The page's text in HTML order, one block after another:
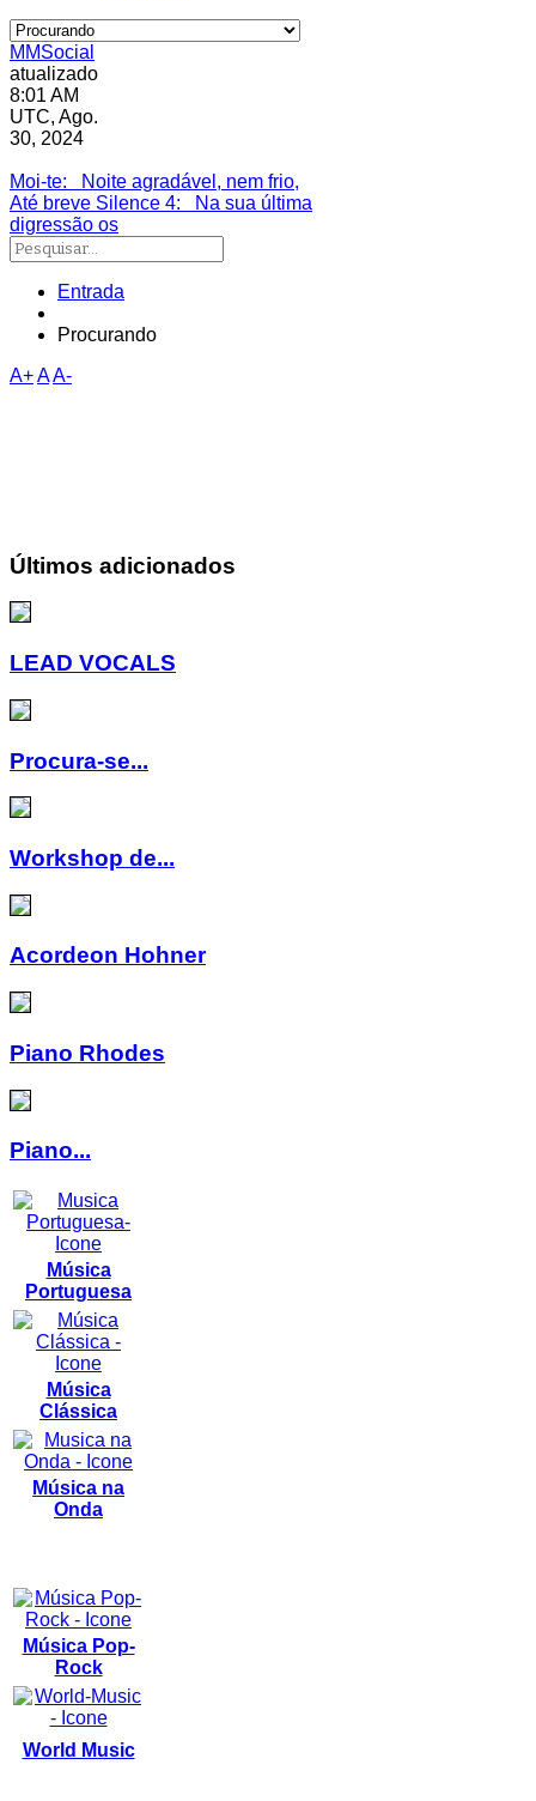
MMSocial
atualizado
8:01 AM
UTC, Ago.
30, 2024
Moi-te: Noite agradável, nem frio,
Até breve Silence 4: Na sua última
digressão os
Entrada
Procurando
A+AA-
Últimos adicionados
LEAD VOCALS
Procura-se...
Workshop de...
Acordeon Hohner
Piano Rhodes
Piano...
Música
Portuguesa
Música
Clássica
Música na
Onda
Música Pop-
Rock
World Music